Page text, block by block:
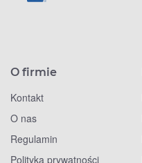
O firmie
Kontakt
O nas
Regulamin
Polityka prywatności